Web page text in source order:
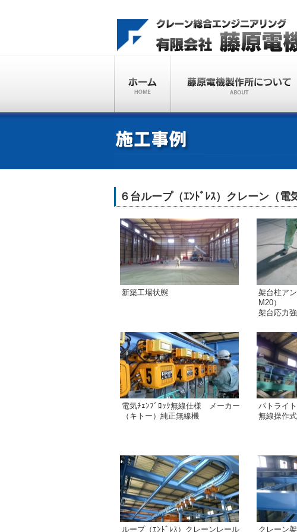
６台ループ（ｴﾝﾄﾞﾚｽ）クレーン（電
新築工場状態
架台柱ア
M20）
架台応力
電気ﾁｪﾝﾌﾞﾛｯｸ無線仕様 メーカー
（キトー）純正無線機
パトライ
無線操作
ループ（ｴﾝﾄﾞﾚｽ）クレーンレール クレーン